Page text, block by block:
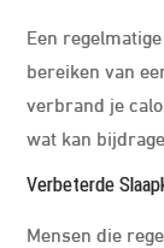
Een
bereiken van
verbrand je
wat kan
Verbeterde
Mensen die